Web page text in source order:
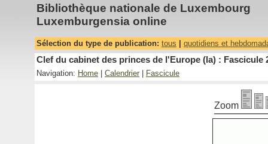
Bibliothèque nationale de Luxembourg
Luxemburgensia online
Sélection du type de publication: tous quotidiens et
Clef du cabinet des princes de l'Europe (la) : Fascicule
Navigation: Home Calendrier Fascicule
Zoom